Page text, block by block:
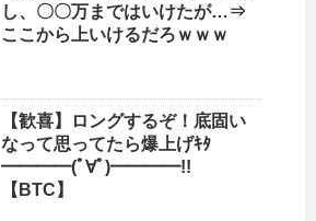
し、〇〇万まではいけたが…⇒
ここから上いけるだろｗｗｗ
【歓喜】ロングするぞ！底固い
なって思ってたら爆上げｷﾀ
━━━━(ﾟ∀ﾟ)━━━━!!
【BTC】